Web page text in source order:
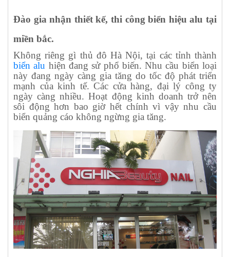
Đào gia nhận thiết kế, thi công biển hiệu alu tại
miền bắc.
Không riêng gì thủ đô Hà Nội, tại các tỉnh thành
biển alu hiện đang sử phổ biến. Nhu cầu biển loại
này đang ngày càng gia tăng do tốc độ phát triển
mạnh của kinh tế. Các cửa hàng, đại lý công ty
ngày càng nhiều. Hoạt động kinh doanh trở nên
sôi động hơn bao giờ hết chính vì vậy nhu cầu
biển quảng cáo không ngừng gia tăng.